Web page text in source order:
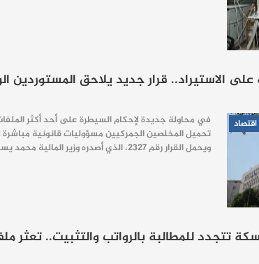
على الاستيراد.. قرار جديد يلاحق
اقتصاد
في محاولة جديدة لإحكام السيطرة على أحد أكثر
تحميل المخلصين الجمركيين مسؤوليات قانونية
ويحمل القرار رقم 2327، الذي أصدره وزير المالية محمد يسر برنية، توجهاً أكثر تشدداً في التعامل مع عمليات التخليص الجمركي، بعد سنوات اتُّهمت فيها المنظومة الرقابية بالعجز عن…
تتجدد للمطالبة بالرواتب والتثبيت.. تعثر